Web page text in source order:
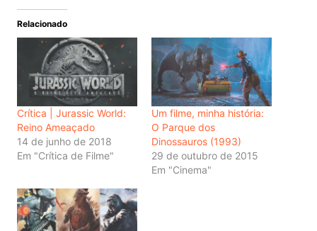
Relacionado
Crítica | Jurassic World:
Reino Ameaçado
14 de junho de 2018
Em "Crítica de Filme"
Um filme, minha história:
O Parque dos
Dinossauros (1993)
29 de outubro de 2015
Em "Cinema"